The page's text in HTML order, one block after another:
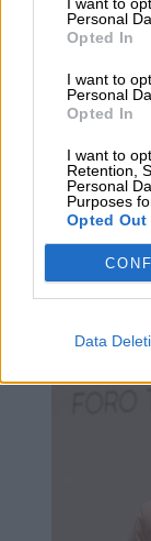
Personal
Opted In
I want to
Personal
Opted In
I want to
Retention,
Personal
Purposes
Opted Out
Data
vacuna,
a